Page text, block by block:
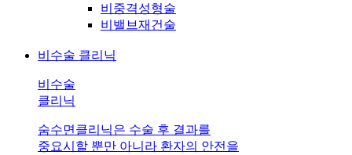
비중격성형술
비밸브재건술
비수술 클리닉
비수술
클리닉
숨수면클리닉은 수술 후 결과를
중요시할 뿐만 아니라 환자의 안전을